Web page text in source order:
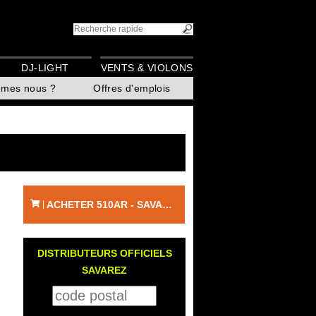
nous ? Offres d'emplois
DJ-LIGHT VENTS & VIOLONS
ACHETER 510AR - SAVAREZ
DISTRIBUTEURS OFFICIELS
SAVAREZ